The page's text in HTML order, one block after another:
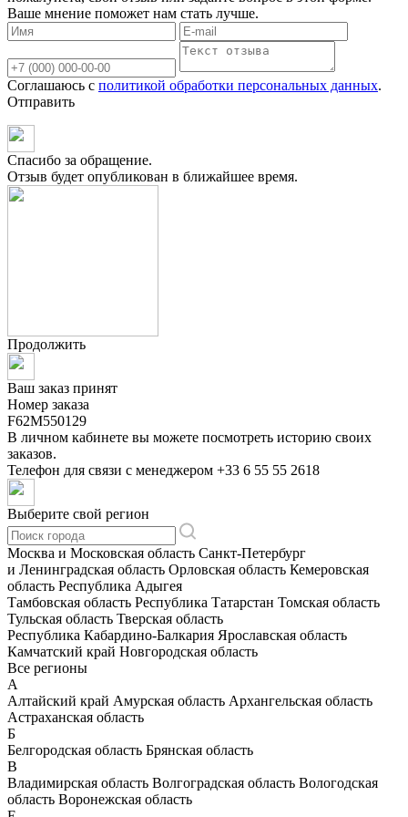
Ваше мнение поможет нам стать лучше.
Соглашаюсь с политикой обработки персональных данных.
Отправить
Спасибо за обращение.
Отзыв будет опубликован в ближайшее время.
Продолжить
Ваш заказ принят
Номер заказа
F62M550129
В личном кабинете вы можете посмотреть историю своих
заказов.
Телефон для связи с менеджером +33 6 55 55 2618
Выберите свой регион
Москва и Московская область Санкт-Петербург
и Ленинградская область Орловская область Кемеровская
область Республика Адыгея
Тамбовская область Республика Татарстан Томская область
Тульская область Тверская область
Республика Кабардино-Балкария Ярославская область
Камчатский край Новгородская область
Все регионы
А
Алтайский край Амурская область Архангельская область
Астраханская область
Б
Белгородская область Брянская область
В
Владимирская область Волгоградская область Вологодская
область Воронежская область